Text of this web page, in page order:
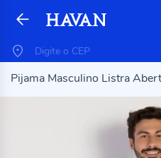
Pijama Masculino Listra